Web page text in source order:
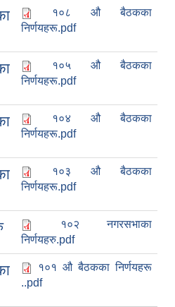
१०८ औ बैठकका
निर्णयहरू.pdf
१०५ औ बैठकका
निर्णयहरू.pdf
१०४ औ बैठकका
निर्णयहरू.pdf
१०३ औ बैठकका
निर्णयहरू.pdf
१०२ नगरसभाका
निर्णयहरु.pdf
१०१ औ बैठकका निर्णयहरू
..pdf